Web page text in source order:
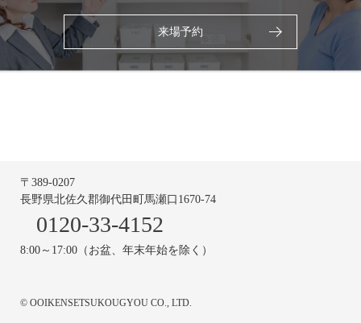
来場予約
〒389-0207
長野県北佐久郡御代田町馬瀬口1670-74
0120-33-4152
8:00～17:00（お盆、年末年始を除く）
© OOIKENSETSUKOUGYOU CO., LTD.